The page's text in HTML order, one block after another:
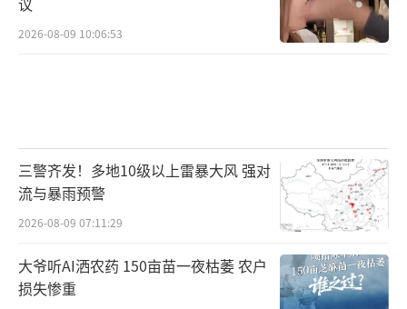
2026-08-09 10:06:53
三警齐发！多地10级以上雷暴大风 强对
流与暴雨预警
2026-08-09 07:11:29
大爷听AI洒农药 150亩苗一夜枯萎 农户
损失惨重